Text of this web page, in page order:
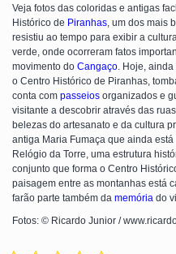
Veja fotos das coloridas e antigas
Histórico de Piranhas, um dos mais
resistiu ao tempo para exibir a
verde, onde ocorreram fatos
movimento do Cangaço. Hoje,
o Centro Histórico de Piranhas,
conta com passeios organizados e
visitante a descobrir através das
belezas do artesanato e da cultura
antiga Maria Fumaça que ainda
Relógio da Torre, uma estrutura
conjunto que forma o Centro
paisagem entre as montanhas está
farão parte também da memória do
Fotos: © Ricardo Junior /